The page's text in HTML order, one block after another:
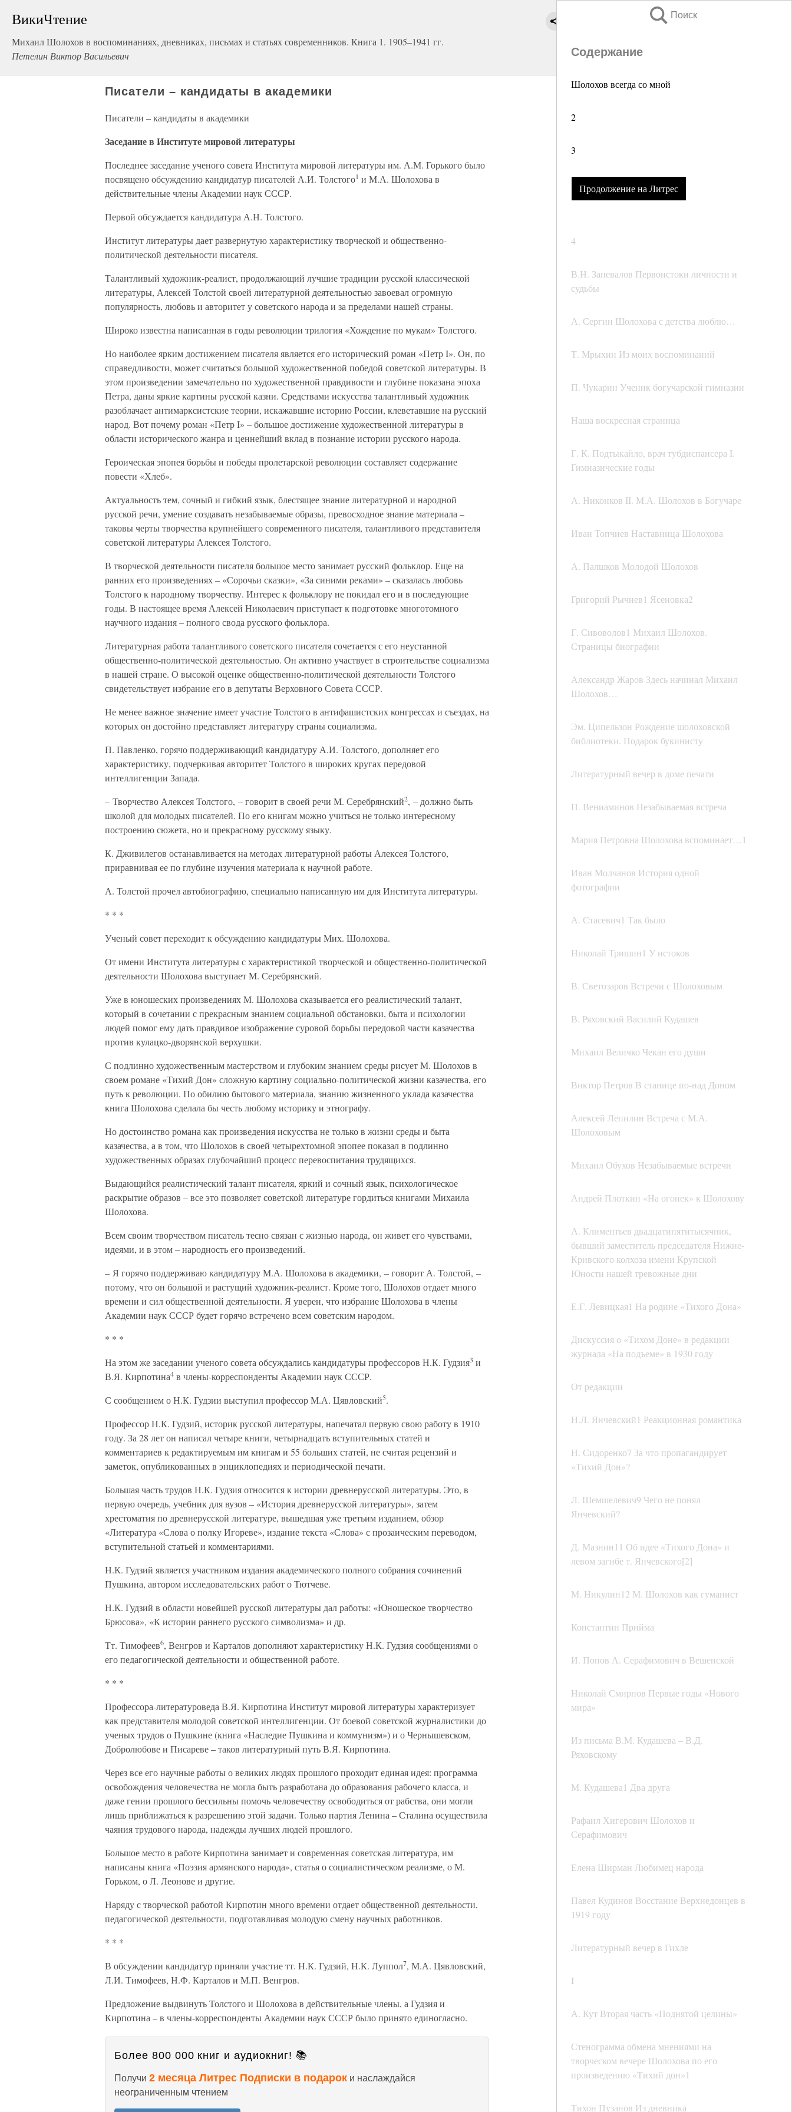
ВикиЧтение
Михаил Шолохов в воспоминаниях, дневниках, письмах и статьях современников. Книга 1. 1905–1941 гг.
Петелин Виктор Васильевич
Поиск
Содержание
Шолохов всегда со мной
2
3
Продолжение на Литрес
4
В.Н. Запевалов Первоистоки личности и
судьбы
А. Сергин Шолохова с детства люблю…
Т. Мрыхин Из моих воспоминаний
П. Чукарин Ученик богучарской гимназии
Наша воскресная страница
Г. К. Подтыкайло, врач тубдиспансера I.
Гимназические годы
А. Никонков II. М.А. Шолохов в Богучаре
Иван Топчиев Наставница Шолохова
А. Палшков Молодой Шолохов
Григорий Рычнев1 Ясеновка2
Г. Сивоволов1 Михаил Шолохов.
Страницы биографии
Александр Жаров Здесь начинал Михаил
Шолохов…
Эм. Ципельзон Рождение шолоховской
библиотеки. Подарок букинисту
Литературный вечер в доме печати
П. Вениаминов Незабываемая встреча
Мария Петровна Шолохова вспоминает…1
Иван Молчанов История одной
фотографии
А. Стасевич1 Так было
Николай Тришин1 У истоков
В. Светозаров Встречи с Шолоховым
В. Ряховский Василий Кудашев
Михаил Величко Чекан его души
Виктор Петров В станице по-над Доном
Алексей Лепилин Встреча с М.А.
Шолоховым
Михаил Обухов Незабываемые встречи
Андрей Плоткин «На огонек» к Шолохову
А. Климентьев двадцатипятитысячник,
бывший заместитель председателя Нижне-
Кривского колхоза имени Крупской
Юности нашей тревожные дни
Е.Г. Левицкая1 На родине «Тихого Дона»
Дискуссия о «Тихом Доне» в редакции
журнала «На подъеме» в 1930 году
От редакции
H.Л. Янчевский1 Реакционная романтика
Н. Сидоренко7 За что пропагандирует
«Тихий Дон»?
Л. Шемшелевич9 Чего не понял
Янчевский?
Д. Мазнин11 Об идее «Тихого Дона» и
левом загибе т. Янчевского[2]
М. Никулин12 М. Шолохов как гуманист
Константин Прийма
И. Попов А. Серафимович в Вешенской
Николай Смирнов Первые годы «Нового
мира»
Из письма В.М. Кудашева – В.Д.
Ряховскому
М. Кудашева1 Два друга
Рафаил Хигерович Шолохов и
Серафимович
Елена Ширман Любимец народа
Павел Кудинов Восстание Верхнедонцев в
1919 году
Литературный вечер в Гихле
I
А. Кут Вторая часть «Поднятой целины»
Стенограмма обмена мнениями на
творческом вечере Шолохова по его
произведению «Тихий дон»1
Тихон Пузанов Из дневника
Писатели – кандидаты в академики
Писатели – кандидаты в академики
Заседание в Институте мировой литературы
Последнее заседание ученого совета Института мировой литературы им. А.М. Горького было
посвящено обсуждению кандидатур писателей А.И. Толстого1 и М.А. Шолохова в
действительные члены Академии наук СССР.
Первой обсуждается кандидатура А.Н. Толстого.
Институт литературы дает развернутую характеристику творческой и общественно-
политической деятельности писателя.
Талантливый художник-реалист, продолжающий лучшие традиции русской классической
литературы, Алексей Толстой своей литературной деятельностью завоевал огромную
популярность, любовь и авторитет у советского народа и за пределами нашей страны.
Широко известна написанная в годы революции трилогия «Хождение по мукам» Толстого.
Но наиболее ярким достижением писателя является его исторический роман «Петр I». Он, по
справедливости, может считаться большой художественной победой советской литературы. В
этом произведении замечательно по художественной правдивости и глубине показана эпоха
Петра, даны яркие картины русской казни. Средствами искусства талантливый художник
разоблачает антимарксистские теории, искажавшие историю России, клеветавшие на русский
народ. Вот почему роман «Петр I» – большое достижение художественной литературы в
области исторического жанра и ценнейший вклад в познание истории русского народа.
Героическая эпопея борьбы и победы пролетарской революции составляет содержание
повести «Хлеб».
Актуальность тем, сочный и гибкий язык, блестящее знание литературной и народной
русской речи, умение создавать незабываемые образы, превосходное знание материала –
таковы черты творчества крупнейшего современного писателя, талантливого представителя
советской литературы Алексея Толстого.
В творческой деятельности писателя большое место занимает русский фольклор. Еще на
ранних его произведениях – «Сорочьи сказки», «За синими реками» – сказалась любовь
Толстого к народному творчеству. Интерес к фольклору не покидал его и в последующие
годы. В настоящее время Алексей Николаевич приступает к подготовке многотомного
научного издания – полного свода русского фольклора.
Литературная работа талантливого советского писателя сочетается с его неустанной
общественно-политической деятельностью. Он активно участвует в строительстве социализма
в нашей стране. О высокой оценке общественно-политической деятельности Толстого
свидетельствует избрание его в депутаты Верховного Совета СССР.
Не менее важное значение имеет участие Толстого в антифашистских конгрессах и съездах, на
которых он достойно представляет литературу страны социализма.
П. Павленко, горячо поддерживающий кандидатуру А.И. Толстого, дополняет его
характеристику, подчеркивая авторитет Толстого в широких кругах передовой
интеллигенции Запада.
– Творчество Алексея Толстого, – говорит в своей речи М. Серебрянский2, – должно быть
школой для молодых писателей. По его книгам можно учиться не только интересному
построению сюжета, но и прекрасному русскому языку.
К. Дживилегов останавливается на методах литературной работы Алексея Толстого,
приравнивая ее по глубине изучения материала к научной работе.
А. Толстой прочел автобиографию, специально написанную им для Института литературы.
* * *
Ученый совет переходит к обсуждению кандидатуры Мих. Шолохова.
От имени Института литературы с характеристикой творческой и общественно-политической
деятельности Шолохова выступает М. Серебрянский.
Уже в юношеских произведениях М. Шолохова сказывается его реалистический талант,
который в сочетании с прекрасным знанием социальной обстановки, быта и психологии
людей помог ему дать правдивое изображение суровой борьбы передовой части казачества
против кулацко-дворянской верхушки.
С подлинно художественным мастерством и глубоким знанием среды рисует М. Шолохов в
своем романе «Тихий Дон» сложную картину социально-политической жизни казачества, его
путь к революции. По обилию бытового материала, знанию жизненного уклада казачества
книга Шолохова сделала бы честь любому историку и этнографу.
Но достоинство романа как произведения искусства не только в жизни среды и быта
казачества, а в том, что Шолохов в своей четырехтомной эпопее показал в подлинно
художественных образах глубочайший процесс перевоспитания трудящихся.
Выдающийся реалистический талант писателя, яркий и сочный язык, психологическое
раскрытие образов – все это позволяет советской литературе гордиться книгами Михаила
Шолохова.
Всем своим творчеством писатель тесно связан с жизнью народа, он живет его чувствами,
идеями, и в этом – народность его произведений.
– Я горячо поддерживаю кандидатуру М.А. Шолохова в академики, – говорит А. Толстой, –
потому, что он большой и растущий художник-реалист. Кроме того, Шолохов отдает много
времени и сил общественной деятельности. Я уверен, что избрание Шолохова в члены
Академии наук СССР будет горячо встречено всем советским народом.
* * *
На этом же заседании ученого совета обсуждались кандидатуры профессоров Н.К. Гудзия3 и
В.Я. Кирпотина4 в члены-корреспонденты Академии наук СССР.
С сообщением о Н.К. Гудзии выступил профессор М.А. Цявловский5.
Профессор Н.К. Гудзий, историк русской литературы, напечатал первую свою работу в 1910
году. За 28 лет он написал четыре книги, четырнадцать вступительных статей и
комментариев к редактируемым им книгам и 55 больших статей, не считая рецензий и
заметок, опубликованных в энциклопедиях и периодической печати.
Большая часть трудов Н.К. Гудзия относится к истории древнерусской литературы. Это, в
первую очередь, учебник для вузов – «История древнерусской литературы», затем
хрестоматия по древнерусской литературе, вышедшая уже третьим изданием, обзор
«Литература «Слова о полку Игореве», издание текста «Слова» с прозаическим переводом,
вступительной статьей и комментариями.
Н.К. Гудзий является участником издания академического полного собрания сочинений
Пушкина, автором исследовательских работ о Тютчеве.
Н.К. Гудзий в области новейшей русской литературы дал работы: «Юношеское творчество
Брюсова», «К истории раннего русского символизма» и др.
Тт. Тимофеев6, Венгров и Карталов дополняют характеристику Н.К. Гудзия сообщениями о
его педагогической деятельности и общественной работе.
* * *
Профессора-литературоведа В.Я. Кирпотина Институт мировой литературы характеризует
как представителя молодой советской интеллигенции. От боевой советской журналистики до
ученых трудов о Пушкине (книга «Наследие Пушкина и коммунизм») и о Чернышевском,
Добролюбове и Писареве – таков литературный путь В.Я. Кирпотина.
Через все его научные работы о великих людях прошлого проходит единая идея: программа
освобождения человечества не могла быть разработана до образования рабочего класса, и
даже гении прошлого бессильны помочь человечеству освободиться от рабства, они могли
лишь приближаться к разрешению этой задачи. Только партия Ленина – Сталина осуществила
чаяния трудового народа, надежды лучших людей прошлого.
Большое место в работе Кирпотина занимает и современная советская литература, им
написаны книга «Поэзия армянского народа», статья о социалистическом реализме, о М.
Горьком, о Л. Леонове и другие.
Наряду с творческой работой Кирпотин много времени отдает общественной деятельности,
педагогической деятельности, подготавливая молодую смену научных работников.
* * *
В обсуждении кандидатур приняли участие тт. Н.К. Гудзий, Н.К. Луппол7, М.А. Цявловский,
Л.И. Тимофеев, Н.Ф. Карталов и М.П. Венгров.
Предложение выдвинуть Толстого и Шолохова в действительные члены, а Гудзия и
Кирпотина – в члены-корреспонденты Академии наук СССР было принято единогласно.
Более 800 000 книг и аудиокниг! 📚
Получи 2 месяца Литрес Подписки в подарок и наслаждайся
неограниченным чтением